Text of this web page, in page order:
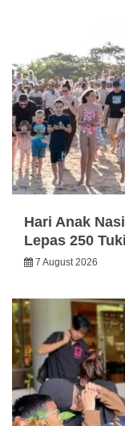
Hari Anak
Lepas 250
7 August 2026